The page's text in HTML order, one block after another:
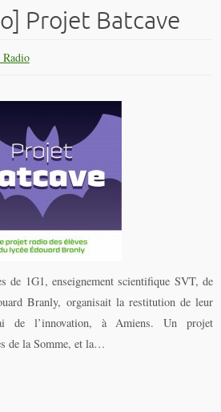
Projet Batcave
de 1G1, enseignement scientifique SVT, de
Branly, organisait la restitution de leur
de l’innovation, à Amiens. Un projet
de la Somme, et la…